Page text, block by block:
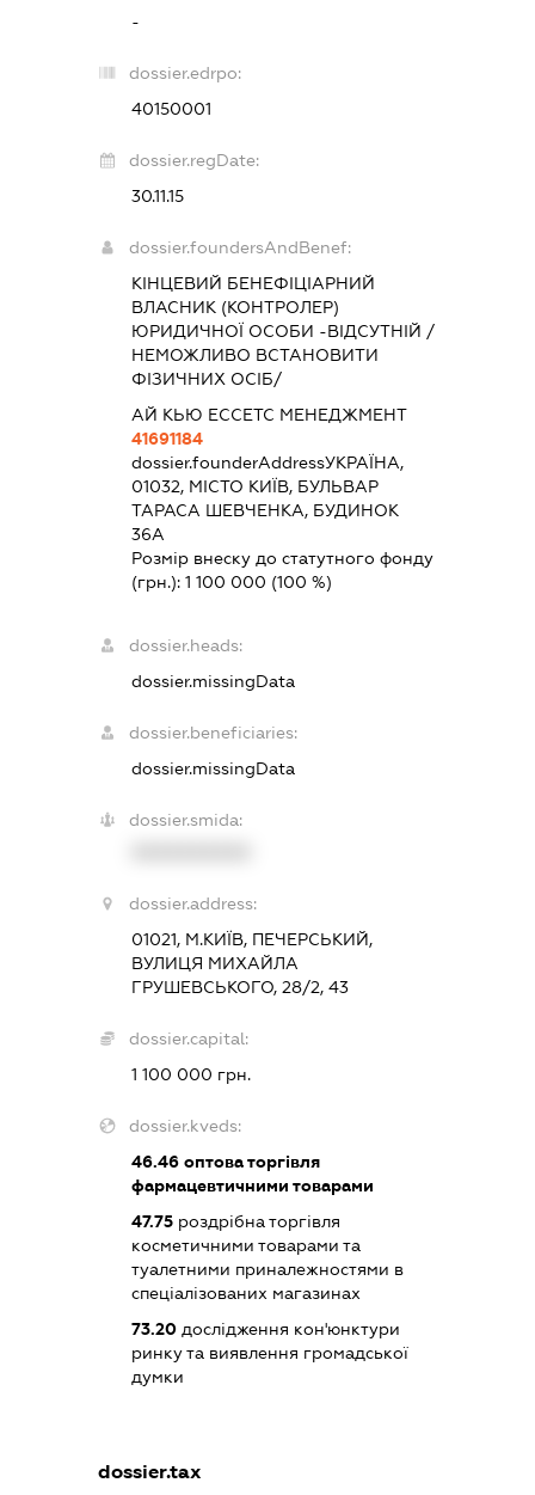
-
dossier.edrpo:
40150001
dossier.regDate:
30.11.15
dossier.foundersAndBenef:
КІНЦЕВИЙ БЕНЕФІЦІАРНИЙ
ВЛАСНИК (КОНТРОЛЕР)
ЮРИДИЧНОЇ ОСОБИ -ВІДСУТНІЙ /
НЕМОЖЛИВО ВСТАНОВИТИ
ФІЗИЧНИХ ОСІБ/
АЙ КЬЮ ЕССЕТС МЕНЕДЖМЕНТ
41691184
dossier.founderAddressУКРАЇНА,
01032, МІСТО КИЇВ, БУЛЬВАР
ТАРАСА ШЕВЧЕНКА, БУДИНОК
36А
Розмір внеску до статутного фонду
(грн.):1 100 000 (100 %)
dossier.heads:
dossier.missingData
dossier.beneficiaries:
dossier.missingData
dossier.smida:
dossier.address:
01021, М.КИЇВ, ПЕЧЕРСЬКИЙ,
ВУЛИЦЯ МИХАЙЛА
ГРУШЕВСЬКОГО, 28/2, 43
dossier.capital:
1 100 000 грн.
dossier.kveds:
46.46 оптова торгівля
фармацевтичними товарами
47.75 роздрібна торгівля
косметичними товарами та
туалетними приналежностями в
спеціалізованих магазинах
73.20 дослідження кон'юнктури
ринку та виявлення громадської
думки
dossier.tax